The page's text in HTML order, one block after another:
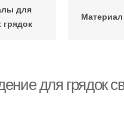
для
для грядок